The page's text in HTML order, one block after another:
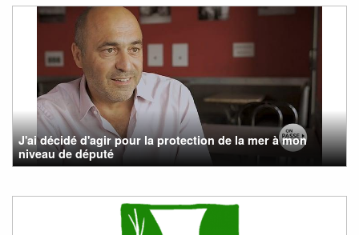
J'ai décidé d'agir pour la protection de la mer à mon
niveau de député